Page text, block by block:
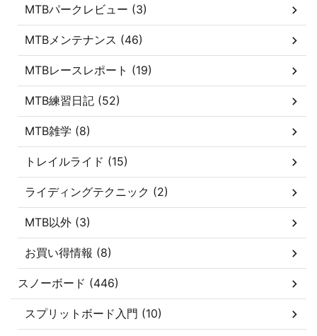
MTBパークレビュー (3)
MTBメンテナンス (46)
MTBレースレポート (19)
MTB練習日記 (52)
MTB雑学 (8)
トレイルライド (15)
ライディングテクニック (2)
MTB以外 (3)
お買い得情報 (8)
スノーボード (446)
スプリットボード入門 (10)